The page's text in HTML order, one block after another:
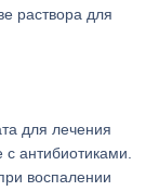
раствора для
для лечения
антибиотиками.
воспалении